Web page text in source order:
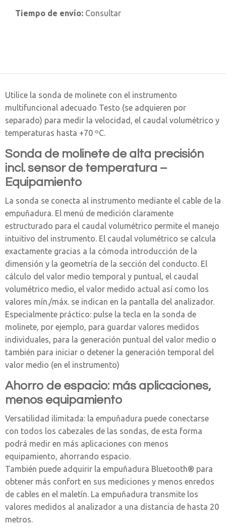
Tiempo de envío: Consultar
Utilice la sonda de molinete con el instrumento
multifuncional adecuado Testo (se adquieren por
separado) para medir la velocidad, el caudal volumétrico y
temperaturas hasta +70 ºC.
Sonda de molinete de alta precisión
incl. sensor de temperatura –
Equipamiento
La sonda se conecta al instrumento mediante el cable de la
empuñadura. El menú de medición claramente
estructurado para el caudal volumétrico permite el manejo
intuitivo del instrumento. El caudal volumétrico se calcula
exactamente gracias a la cómoda introducción de la
dimensión y la geometría de la sección del conducto. El
cálculo del valor medio temporal y puntual, el caudal
volumétrico medio, el valor medido actual así como los
valores mín./máx. se indican en la pantalla del analizador.
Especialmente práctico: pulse la tecla en la sonda de
molinete, por ejemplo, para guardar valores medidos
individuales, para la generación puntual del valor medio o
también para iniciar o detener la generación temporal del
valor medio (en el instrumento)
Ahorro de espacio: más aplicaciones,
menos equipamiento
Versatilidad ilimitada: la empuñadura puede conectarse
con todos los cabezales de las sondas, de esta forma
podrá medir en más aplicaciones con menos
equipamiento, ahorrando espacio.
También puede adquirir la empuñadura Bluetooth® para
obtener más confort en sus mediciones y menos enredos
de cables en el maletín. La empuñadura transmite los
valores medidos al analizador a una distancia de hasta 20
metros.